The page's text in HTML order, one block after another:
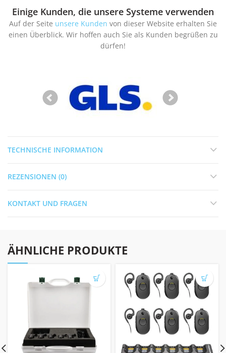
Einige Kunden, die unsere Systeme verwenden
Auf der Seite unsere Kunden von dieser Website erhalten Sie
einen Überblick. Wir hoffen auch Sie als Kunden begrüßen zu
dürfen!
TECHNISCHE INFORMATION
REZENSIONEN (0)
KONTAKT UND FRAGEN
ÄHNLICHE PRODUKTE